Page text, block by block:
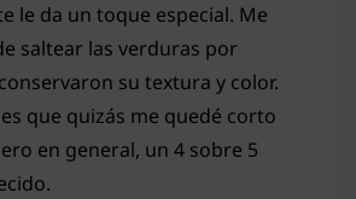
le da un toque especial. Me
saltear las verduras por
su textura y color.
que quizás me quedé corto
en general, un 4 sobre 5